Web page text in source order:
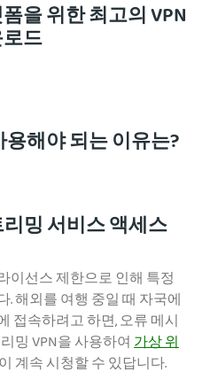
을 위한 최고의 VPN
드
해야 되는 이유는?
밍 서비스 액세스
이선스 제한으로 인해 특정
해외를 여행 중일 때 자국에
접속하려고 하면, 오류 메시
밍 VPN을 사용하여가상 위
계속 시청할 수 있답니다.